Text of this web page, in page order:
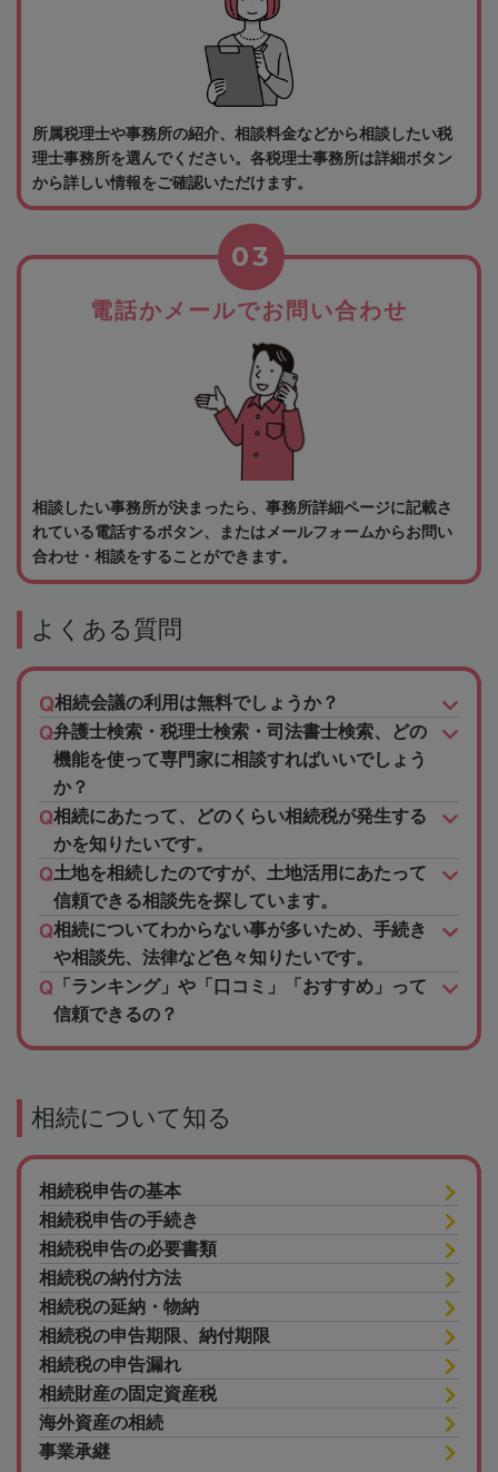
所属税理士や事務所の紹介、相談料金などから相談したい税
理士事務所を選んでください。各税理士事務所は詳細ボタン
から詳しい情報をご確認いただけます。
電話かメールでお問い合わせ
03
相談したい事務所が決まったら、事務所詳細ページに記載さ
れている電話するボタン、またはメールフォームからお問い
合わせ・相談をすることができます。
よくある質問
相続会議の利用は無料でしょうか？
弁護士検索・税理士検索・司法書士検索、どの
機能を使って専門家に相談すればいいでしょう
か？
相続にあたって、どのくらい相続税が発生する
かを知りたいです。
土地を相続したのですが、土地活用にあたって
信頼できる相談先を探しています。
相続についてわからない事が多いため、手続き
や相談先、法律など色々知りたいです。
「ランキング」や「口コミ」「おすすめ」って
信頼できるの？
相続について知る
相続税申告の基本
相続税申告の手続き
相続税申告の必要書類
相続税の納付方法
相続税の延納・物納
相続税の申告期限、納付期限
相続税の申告漏れ
相続財産の固定資産税
海外資産の相続
事業承継